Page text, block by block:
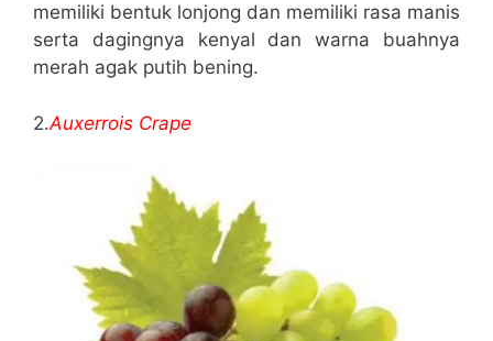
memiliki bentuk lonjong dan memiliki rasa manis
serta dagingnya kenyal dan warna buahnya
merah agak putih bening.
2.Auxerrois Crape